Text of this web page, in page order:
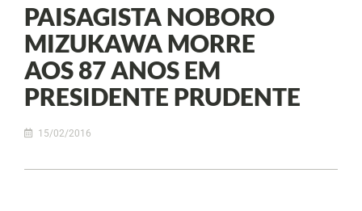
PAISAGISTA NOBORO
MIZUKAWA MORRE
AOS 87 ANOS EM
PRESIDENTE PRUDENTE
15/02/2016